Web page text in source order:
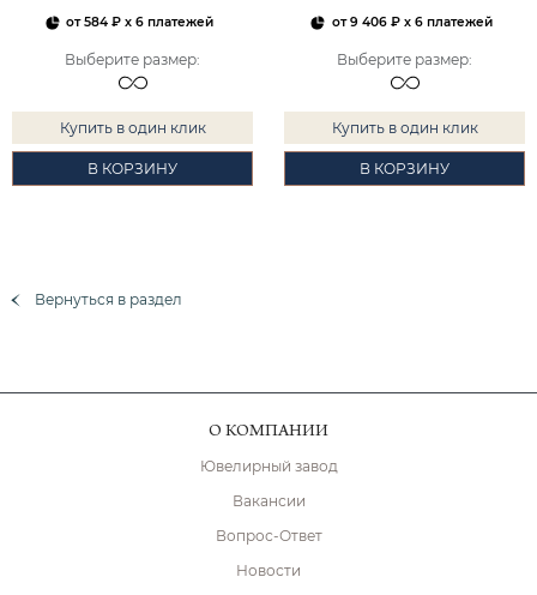
от584 ₽ x 6 платежей
Выберите размер:
Купить в один клик
В КОРЗИНУ
от9 406 ₽x 6 платежей
Выберите размер:
Купить в один клик
В КОРЗИНУ
Вернуться в раздел
О КОМПАНИИ
Ювелирный завод
Вакансии
Вопрос-Ответ
Новости